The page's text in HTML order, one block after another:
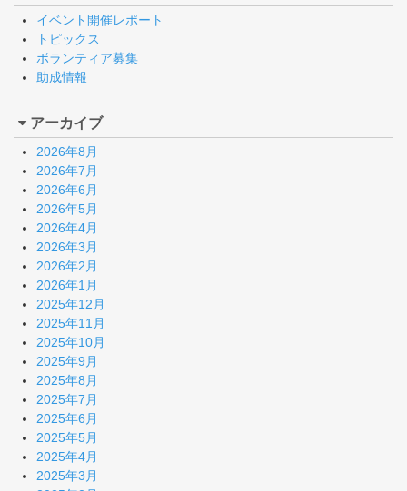
イベント開催レポート
トピックス
ボランティア募集
助成情報
アーカイブ
2026年8月
2026年7月
2026年6月
2026年5月
2026年4月
2026年3月
2026年2月
2026年1月
2025年12月
2025年11月
2025年10月
2025年9月
2025年8月
2025年7月
2025年6月
2025年5月
2025年4月
2025年3月